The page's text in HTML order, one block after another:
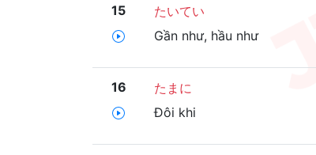
15
たいてい
Gần như, hầu như
16
たまに
Đôi khi